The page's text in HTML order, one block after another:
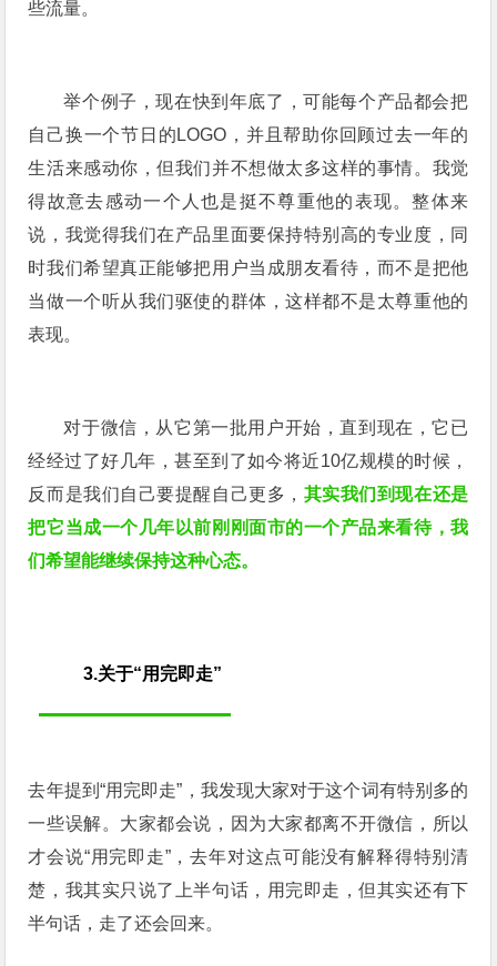
些流量。
举个例子，现在快到年底了，可能每个产品都会把
自己换一个节日的LOGO，并且帮助你回顾过去一年的
生活来感动你，但我们并不想做太多这样的事情。我觉
得故意去感动一个人也是挺不尊重他的表现。整体来
说，我觉得我们在产品里面要保持特别高的专业度，同
时我们希望真正能够把用户当成朋友看待，而不是把他
当做一个听从我们驱使的群体，这样都不是太尊重他的
表现。
对于微信，从它第一批用户开始，直到现在，它已
经经过了好几年，甚至到了如今将近10亿规模的时候，
反而是我们自己要提醒自己更多， 其实我们到现在还是
把它当成一个几年以前刚刚面市的一个产品来看待，我
们希望能继续保持这种心态。
3.关于“用完即走”
去年提到“用完即走”，我发现大家对于这个词有特别多的
一些误解。大家都会说，因为大家都离不开微信，所以
才会说“用完即走”，去年对这点可能没有解释得特别清
楚，我其实只说了上半句话，用完即走，但其实还有下
半句话，走了还会回来。